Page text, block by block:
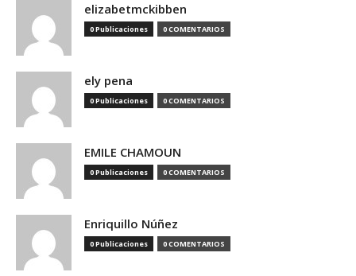
elizabetmckibben
0 Publicaciones 0 COMENTARIOS
ely pena
0 Publicaciones 0 COMENTARIOS
EMILE CHAMOUN
0 Publicaciones 0 COMENTARIOS
Enriquillo Núñez
0 Publicaciones 0 COMENTARIOS